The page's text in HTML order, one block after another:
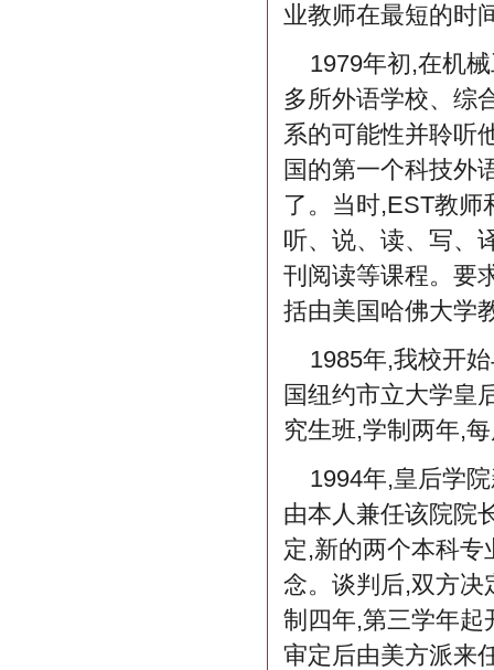
业教师在最短的时
1979年初,在机
多所外语学校、综
系的可能性并聆听
国的第一个科技外
了。当时,EST教师
听、说、读、写、
刊阅读等课程。要
括由美国哈佛大学
1985年,我校开
国纽约市立大学皇
究生班,学制两年,
1994年,皇后学
由本人兼任该院院
定,新的两个本科
念。谈判后,双方
制四年,第三学年起
审定后由美方派来